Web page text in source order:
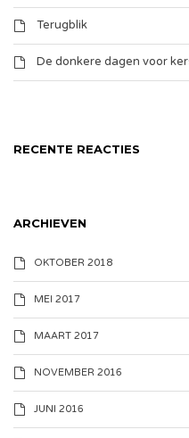
Terugblik
De donkere dagen voor
RECENTE REACTIES
ARCHIEVEN
OKTOBER 2018
MEI 2017
MAART 2017
NOVEMBER 2016
JUNI 2016